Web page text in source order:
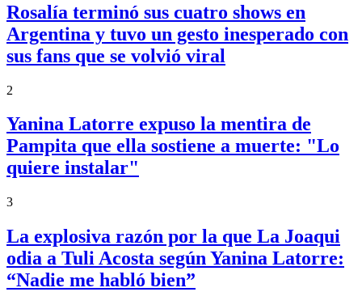
Rosalía terminó sus cuatro shows en
Argentina y tuvo un gesto inesperado con
sus fans que se volvió viral
2
Yanina Latorre expuso la mentira de
Pampita que ella sostiene a muerte: "Lo
quiere instalar"
3
La explosiva razón por la que La Joaqui
odia a Tuli Acosta según Yanina Latorre:
“Nadie me habló bien”